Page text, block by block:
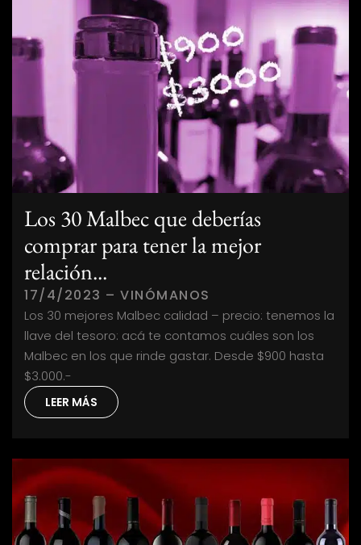
Los 30 Malbec que deberías
comprar para tener la mejor
relación...
17/4/2023 – VINÓMANOS
Los 30 mejores Malbec calidad – precio: tenemos la
llave del tesoro: acá te contamos cuáles son los
Malbec en los que rinde gastar. Desde $900 hasta
$3.000.-
LEER MÁS